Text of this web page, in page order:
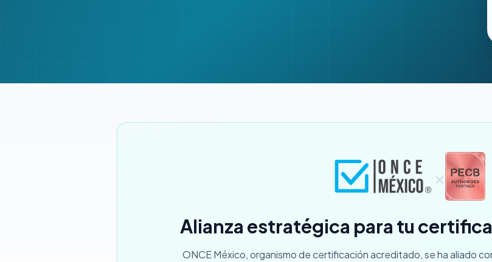
×
Alianza estratégica para tu
ONCE México, organismo de certificación acreditado, se ha aliado